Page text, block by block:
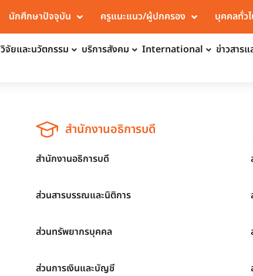
นักศึกษาปัจจุบัน ครูแนะแนว/ผู้ปกครอง บุคคลทั่ว
วิจัยและนวัตกรรม บริการสังคม International ข่าวสาร
สำนักงานอธิการบดี
สำนักงานอธิการบดี
ส่วนสารบรรณและนิติการ
ส่วนทรัพยากรบุคคล
ส่วนการเงินและบัญชี